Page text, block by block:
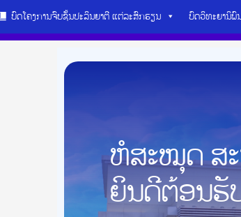
ບົດໂຄງການຈົບຊັ້ນປະລິນຍາຕີ ແຕ່ລະສົກຮຽນ ບົດວິທະຍານິພົ
ຫໍສະໝຸດ ສ
ຍິນດີຕ້ອນຮັ